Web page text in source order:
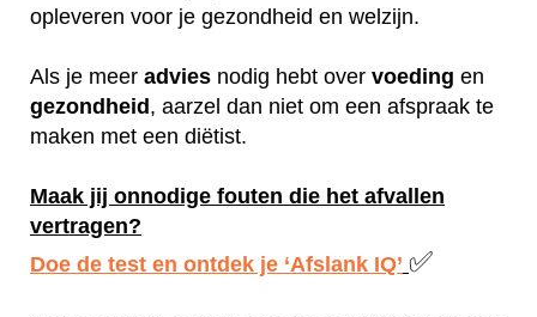
opleveren voor je gezondheid en welzijn.
Als je meer advies nodig hebt over voeding en
gezondheid, aarzel dan niet om een afspraak te
maken met een diëtist.
Maak jij onnodige fouten die het afvallen
vertragen?
Doe de test en ontdek je ‘Afslank IQ’ ✅